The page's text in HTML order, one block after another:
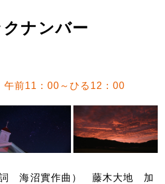
ナンバー
前11：00～ひる12：00
詞 海沼實作曲） 藤木大地 加